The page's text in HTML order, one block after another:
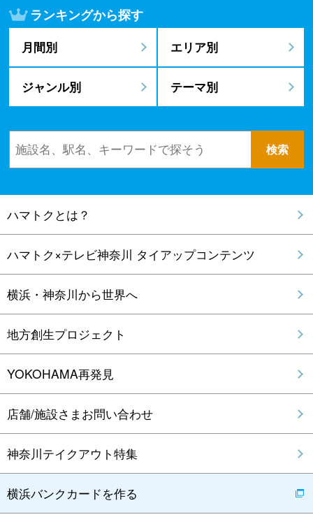
ランキングから探す
月間別 エリア別
ジャンル別 テーマ別
ハマトクとは？
ハマトク×テレビ神奈川 タイアップコンテンツ
横浜・神奈川から世界へ
地方創生プロジェクト
YOKOHAMA再発見
店舗/施設さまお問い合わせ
神奈川テイクアウト特集
横浜バンクカードを作る